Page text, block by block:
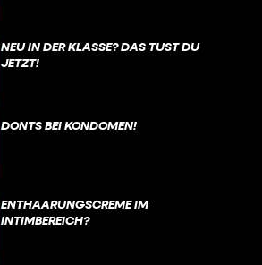
NEU IN DER KLASSE? DAS TUST DU
JETZT!
DONTS BEI KONDOMEN!
ENTHAARUNGSCREME IM
INTIMBEREICH?